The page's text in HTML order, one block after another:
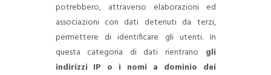
potrebbero, attraverso elaborazioni ed
associazioni con dati detenuti da terzi,
permettere di identificare gli utenti. In
questa categoria di dati rientrano gli
indirizzi IP o i nomi a dominio dei